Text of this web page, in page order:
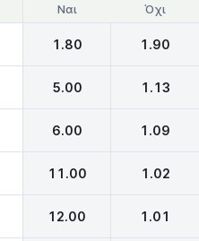
Ναι Όχι
1.80 1.90
5.00 1.13
6.00 1.09
11.00 1.02
12.00 1.01